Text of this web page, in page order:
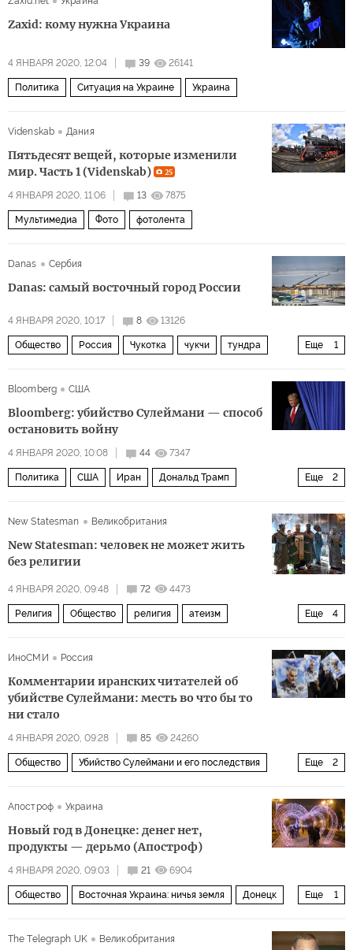
Zaxid: кому нужна Украина
4 ЯНВАРЯ 2020, 12:04 39 26141
Политика Ситуация на Украине Украина
Videnskab Дания
Пятьдесят вещей, которые изменили
мир. Часть 1 (Videnskab)
25
4 ЯНВАРЯ 2020, 11:06 13 7875
Мультимедиа Фото фотолента
Danas Сербия
Danas: самый восточный город России
4 ЯНВАРЯ 2020, 10:17 8 13126
Еще 1
Общество Россия Чукотка чукчи тундра
Bloomberg
США
Bloomberg: убийство Сулеймани — способ
остановить войну
4 ЯНВАРЯ 2020, 10:08 44 7347
Еще 2
Политика США Иран Дональд Трамп
New Statesman
Великобритания
New Statesman: человек не может жить
без религии
4 ЯНВАРЯ 2020, 09:48 72 4473
Еще 4
Религия Общество религия атеизм
ИноСМИ
Россия
Комментарии иранских читателей об
убийстве Сулеймани: месть во что бы то
ни стало
4 ЯНВАРЯ 2020, 09:28 85 24260
Еще 2
Общество Убийство Сулеймани и его последствия
Апостроф
Украина
Новый год в Донецке: денег нет,
продукты — дерьмо (Апостроф)
4 ЯНВАРЯ 2020, 09:03 21 6904
Еще 1
Общество Восточная Украина: ничья земля Донецк
The Telegraph UK
Великобритания